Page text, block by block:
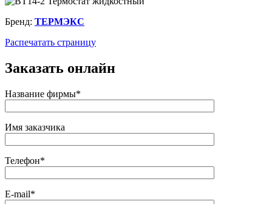
Бренд: ТЕРМЭКС
Распечатать страницу
Заказать онлайн
Название фирмы*
Имя заказчика
Телефон*
E-mail*